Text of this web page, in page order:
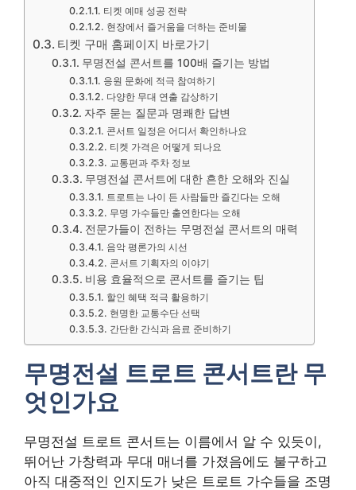
티켓 예매 성공 전략
현장에서 즐거움을 더하는 준비물
티켓 구매 홈페이지 바로가기
무명전설 콘서트를 100배 즐기는 방법
응원 문화에 적극 참여하기
다양한 무대 연출 감상하기
자주 묻는 질문과 명쾌한 답변
콘서트 일정은 어디서 확인하나요
티켓 가격은 어떻게 되나요
교통편과 주차 정보
무명전설 콘서트에 대한 흔한 오해와 진실
트로트는 나이 든 사람들만 즐긴다는 오해
무명 가수들만 출연한다는 오해
전문가들이 전하는 무명전설 콘서트의 매력
음악 평론가의 시선
콘서트 기획자의 이야기
비용 효율적으로 콘서트를 즐기는 팁
할인 혜택 적극 활용하기
현명한 교통수단 선택
간단한 간식과 음료 준비하기
무명전설 트로트 콘서트란 무
엇인가요
무명전설 트로트 콘서트는 이름에서 알 수 있듯이,
뛰어난 가창력과 무대 매너를 가졌음에도 불구하고
아직 대중적인 인지도가 낮은 트로트 가수들을 조명